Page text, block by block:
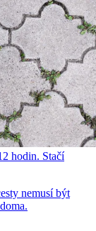
hodin. Stačí
nemusí být